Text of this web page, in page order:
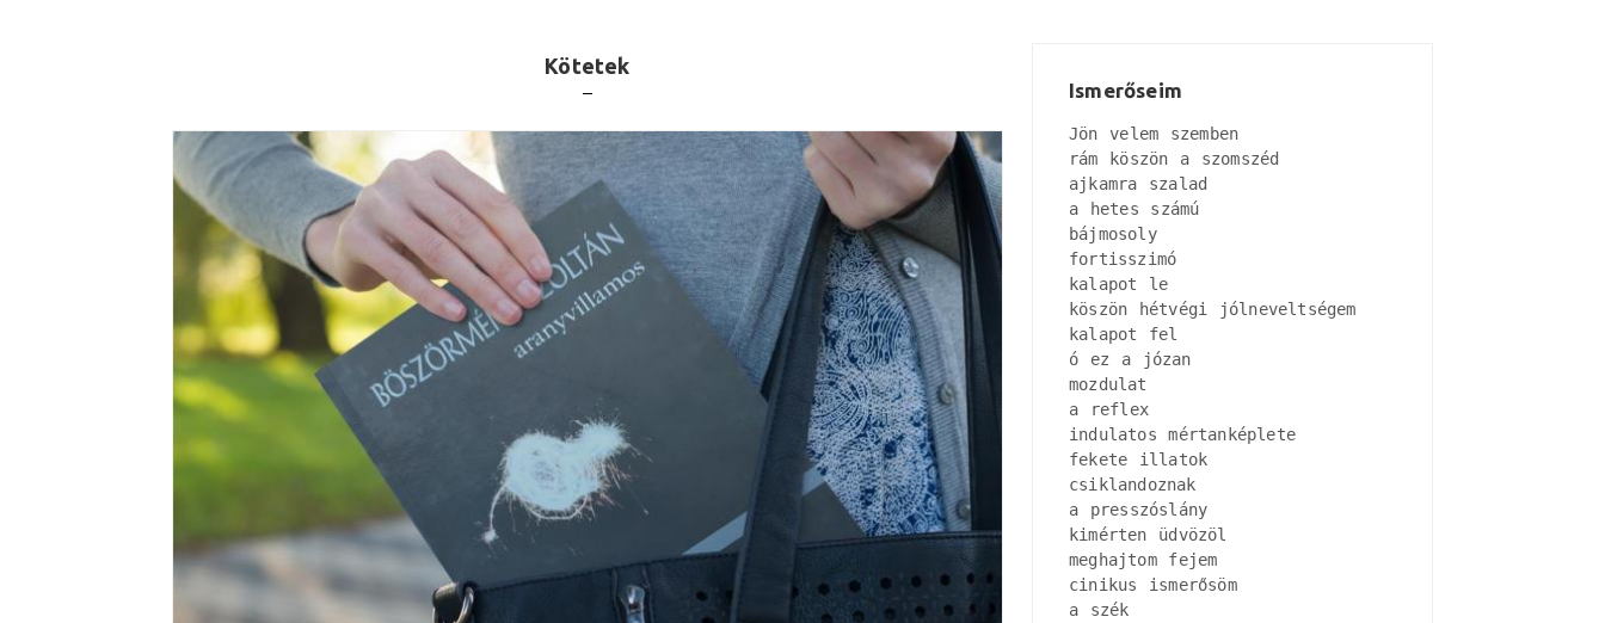
Kötetek
Ismerőseim
Jön velem szemben
rám köszön a szomszéd
ajkamra szalad
a hetes számú
bájmosoly
fortisszimó
kalapot le
köszön hétvégi jólneveltségem
kalapot fel
ó ez a józan
mozdulat
a reflex
indulatos mértanképlete
fekete illatok
csiklandoznak
a presszóslány
kimérten üdvözöl
meghajtom fejem
cinikus ismerősöm
a szék